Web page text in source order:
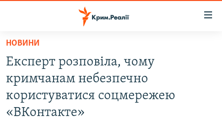
Перейти
основного
матеріалу
Перейти
до
основної
ВОДА.КРИМ
ВІДЕО ТА ФОТО
ПОЛІТИКА
НОВИНИ
Експерт розповіла, чому
кримчанам небезпечно
користуватися соцмережею
«ВКонтакте»